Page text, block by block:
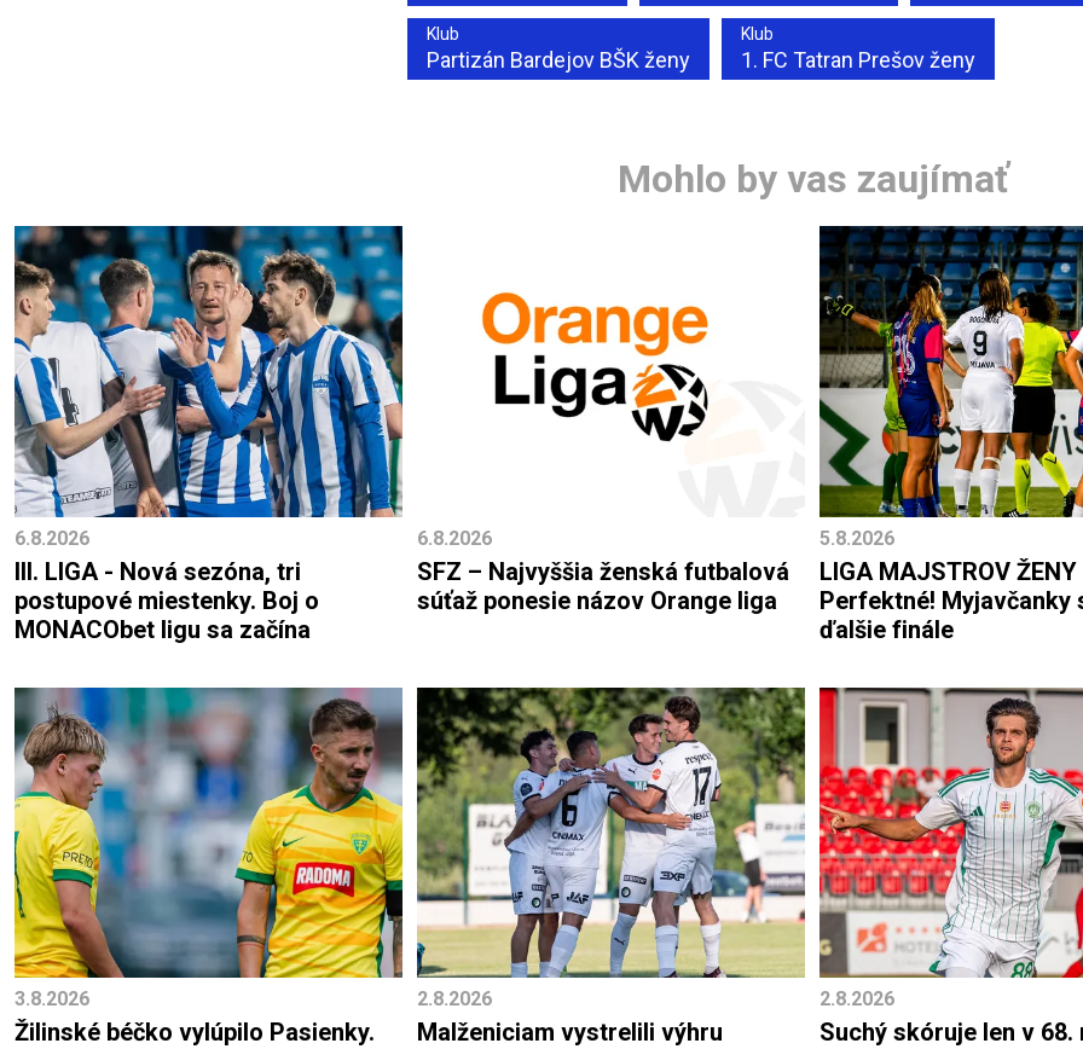
Klub
Partizán Bardejov BŠK ženy
Klub
1. FC Tatran Prešov ženy
Mohlo by vas zaujímať
6.8.2026
III. LIGA - Nová sezóna, tri
postupové miestenky. Boj o
MONACObet ligu sa začína
6.8.2026
SFZ – Najvyššia ženská futbalová
súťaž ponesie názov Orange liga
5.8.2026
LIGA MAJSTROV ŽENY
Perfektné! Myjavčanky
ďalšie finále
3.8.2026
Žilinské béčko vylúpilo Pasienky.
2.8.2026
Malženiciam vystrelili výhru
2.8.2026
Suchý skóruje len v 68.